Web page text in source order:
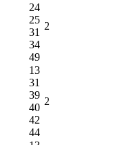
24
25
31
34
49
2
13
31
39
40
42
44
2